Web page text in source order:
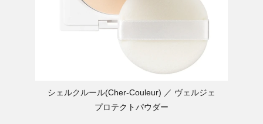
シェルクルール(Cher-Couleur)
ヴェルジェ
プロテクトパウダー